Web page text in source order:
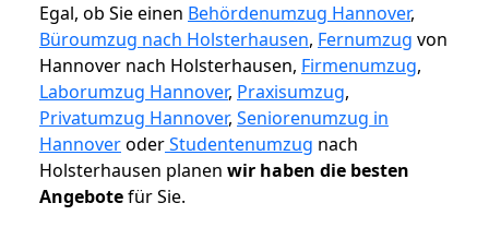
Egal, ob Sie einen Behördenumzug Hannover,
Büroumzug nach Holsterhausen, Fernumzug von
Hannover nach Holsterhausen, Firmenumzug,
Laborumzug Hannover, Praxisumzug,
Privatumzug Hannover, Seniorenumzug in
HannoveroderStudentenumzug nach
Holsterhausen planen wir haben die besten
Angebotefür Sie.